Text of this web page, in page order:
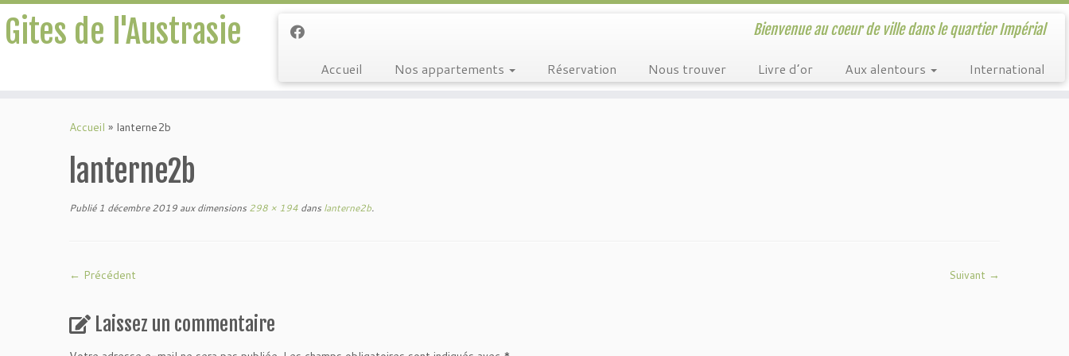
Gites de l'Austrasie Bienvenue au coeur de ville dans le quartier Impérial
Accueil Nos appartements Réservation Nous trouver Livre d’or Aux alentours International
Accueil » lanterne2b
lanterne2b
Publié 1 décembre 2019 aux dimensions 298 × 194 dans lanterne2b.
← Précédent Suivant →
Laissez un commentaire